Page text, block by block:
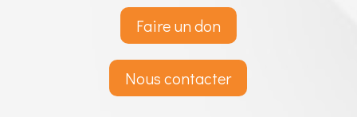
Faire un don
Nous contacter